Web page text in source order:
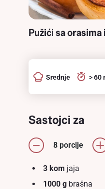
Pužići sa
Srednje > 60
Sastojci za
8 porcije
3 kom jaja
1000 gbrašna